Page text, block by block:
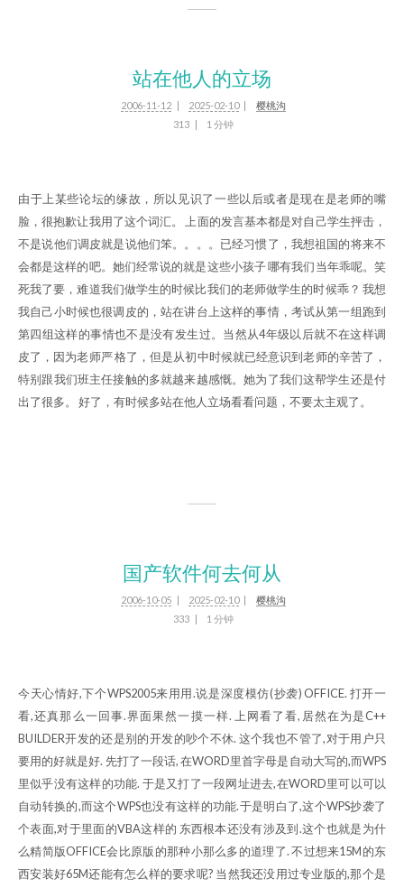
站在他人的立场
2006-11-12 2025-02-10
樱桃沟
313
1 分钟
由于上某些论坛的缘故，所以见识了一些以后或者是现在是老师的嘴
脸，很抱歉让我用了这个词汇。 上面的发言基本都是对自己学生抨击，
不是说他们调皮就是说他们笨。。。。已经习惯了，我想祖国的将来不
会都是这样的吧。她们经常说的就是这些小孩子 哪有我们当年乖呢。笑
死我了要，难道我们做学生的时候比我们的老师做学生的时候乖？ 我想
我自己小时候也很调皮的，站在讲台上这样的事情，考试从第一组跑到
第四组这样的事情也不是没有发生过。当然从4年级以后就不在这样调
皮了，因为老师严 格了，但是从初中时候就已经意识到老师的辛苦了，
特别跟我们班主任接触的多就越来越感慨。她为了我们这帮学生还是付
出了很多。 好了，有时候多站在他人立场看看问题，不要太主观了。
国产软件何去何从
2006-10-05 2025-02-10
樱桃沟
333
1 分钟
今天心情好,下个WPS2005来用用.说是深度模仿(抄袭) OFFICE. 打开一
看,还真那么一回事.界面果然一摸一样. 上网看了看,居然在为是C++
BUILDER开发的还是别的开发的吵个不休. 这个我也不管了,对于用户只
要用的好就是好. 先打了一段话, 在WORD里首字母是自动大写的,而WPS
里似乎没有这样的功能. 于是又打了一段网址进去,在WORD里可以可以
自动转换的,而这个WPS也没有这样的功能.于是明白了,这个WPS抄袭了
个表面,对于里面的VBA这样的 东西根本还没有涉及到.这个也就是为什
么精简版OFFICE会比原版的那种小那么多的道理了. 不过想来15M的东
西安装好65M还能有怎么样的要求呢? 当然我还没用过专业版的,那个是